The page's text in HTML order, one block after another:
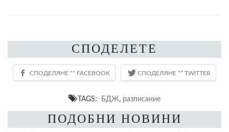
СПОДЕЛЕТЕ
TAGS: БДЖ, разписание
ПОДОБНИ НОВИНИ